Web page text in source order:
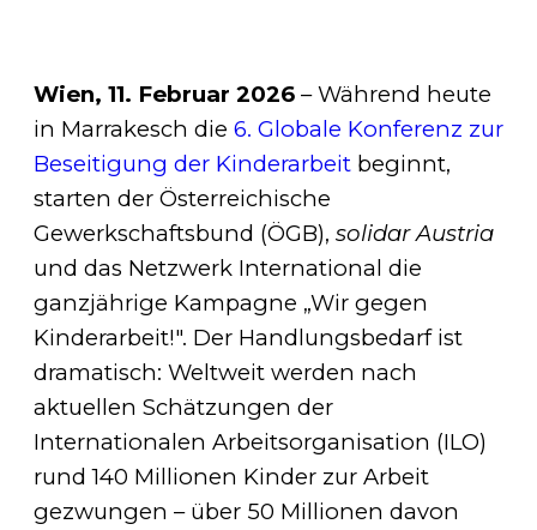
Wien, 11. Februar 2026– Während heute
in Marrakesch die 6. Globale Konferenz zur
Beseitigung der Kinderarbeitbeginnt,
starten der Österreichische
Gewerkschaftsbund (ÖGB), solidar Austria
und das Netzwerk International die
ganzjährige Kampagne „Wir gegen
Kinderarbeit!". Der Handlungsbedarf ist
dramatisch: Weltweit werden nach
aktuellen Schätzungen der
Internationalen Arbeitsorganisation (ILO)
rund 140 Millionen Kinder zur Arbeit
gezwungen – über 50 Millionen davon